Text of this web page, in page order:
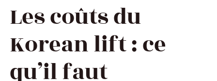
Les coûts du
Korean lift : ce
qu’il faut